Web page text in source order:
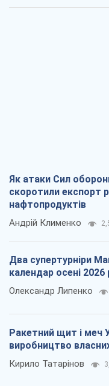
Як атаки Сил
скоротили експорт
нафтопродуктів
Андрій Клименко
Два супертурніри
календар осені 2026
Олександр Липенко
Ракетний щит і меч
виробництво
Кирило Татарінов